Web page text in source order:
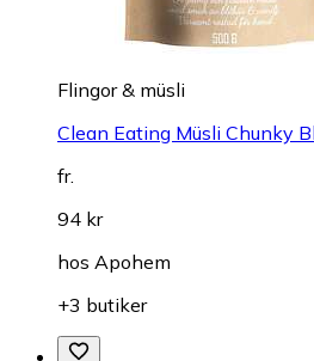
Flingor & müsli
Clean Eating Müsli Chunky
fr.
94 kr
hos Apohem
+3 butiker